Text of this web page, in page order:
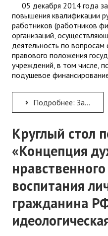
05 декабря 2014 года
повышения квалификации
работников (работников
организаций,
деятельность по вопросам
правового положения
учреждений, в том числе,
подушевое
Подробнее: Завершение II этапа курсов повышения квалификации
Круглый стол
«Концепция
воспитания
гражданина